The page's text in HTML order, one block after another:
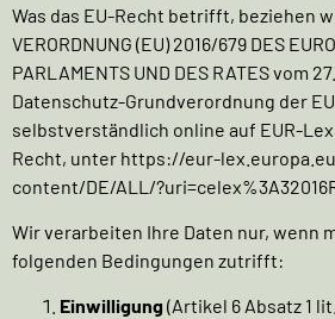
Was das EU-Recht betrifft, beziehen
VERORDNUNG (EU) 2016/679 DES
PARLAMENTS UND DES RATES vom
Datenschutz-Grundverordnung der
selbstverständlich online auf EUR-
Recht, unter https://eur-
content/DE/ALL/
Wir verarbeiten Ihre Daten nur, wenn
folgenden Bedingungen zutrifft:
Einwilligung(Artikel 6 Absatz 1